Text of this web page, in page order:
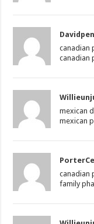
Davidpen
canadian
canadian
mexican
mexican
canadian
family